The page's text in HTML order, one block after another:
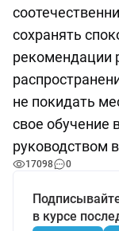
сохранять
рекомендации
не покидать
свое обучение
руководством
17098 0
в курсе